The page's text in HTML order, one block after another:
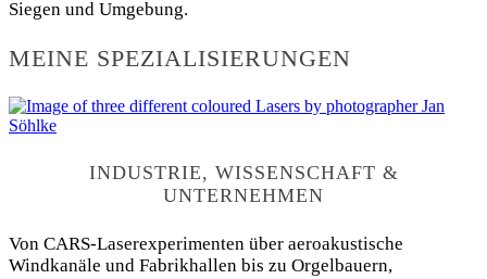
Siegen und Umgebung.
MEINE SPEZIALISIERUNGEN
INDUSTRIE, WISSENSCHAFT &
UNTERNEHMEN
Von CARS-Laserexperimenten über aeroakustische
Windkanäle und Fabrikhallen bis zu Orgelbauern,